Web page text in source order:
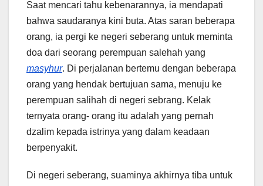
Saat mencari tahu kebenarannya, ia mendapati
bahwa saudaranya kini buta. Atas saran beberapa
orang, ia pergi ke negeri seberang untuk meminta
doa dari seorang perempuan salehah yang
masyhur. Di perjalanan bertemu dengan beberapa
orang yang hendak bertujuan sama, menuju ke
perempuan salihah di negeri sebrang. Kelak
ternyata orang- orang itu adalah yang pernah
dzalim kepada istrinya yang dalam keadaan
berpenyakit.
Di negeri seberang, suaminya akhirnya tiba untuk